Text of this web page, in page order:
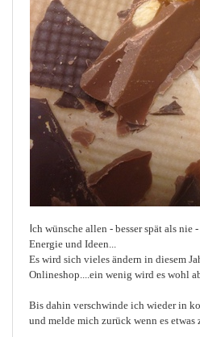
Ich wünsche allen - besser spät als nie
Energie und Ideen...
Es wird sich vieles ändern in diesem
Onlineshop....ein wenig wird es wohl
Bis dahin verschwinde ich wieder in
und melde mich zurück wenn es etwas